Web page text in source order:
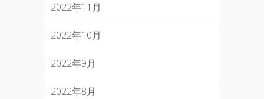
2022年11月
2022年10月
2022年9月
2022年8月